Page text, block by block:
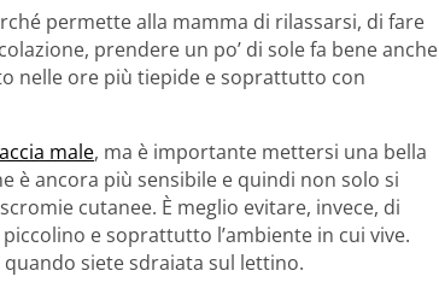
permette alla mamma di rilassarsi, di fare
prendere un po’ di sole fa bene anche
nelle ore più tiepide e soprattutto con
male, ma è importante mettersi una bella
è ancora più sensibile e quindi non solo si
cutanee. È meglio evitare, invece, di
e soprattutto l’ambiente in cui vive.
siete sdraiata sul lettino.